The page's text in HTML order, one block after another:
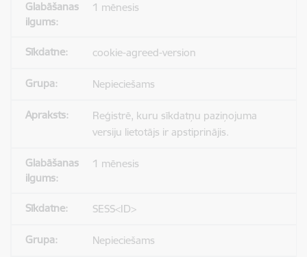
1 mēnesis
cookie-agreed-version
Nepieciešams
Reģistrē, kuru sīkdatņu paziņojuma
versiju lietotājs ir apstiprinājis.
1 mēnesis
SESS<ID>
Nepieciešams